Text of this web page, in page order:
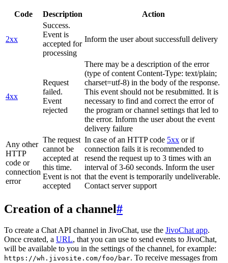
Code Description Action
2xx
Success.
Event is
accepted for
processing
Inform the user about successfull delivery
4xx
Request
failed.
Event
rejected
There may be a description of the error
(type of content Content-Type: text/plain;
charset=utf-8) in the body of the response.
This event should not be resubmitted. It is
necessary to find and correct the error of
the program or channel settings that led to
the error. Inform the user about the event
delivery failure
Any other
HTTP
code or
connection
error
The request
cannot be
accepted at
this time.
Event is not
accepted
In case of an HTTP code 5xx or if
connection fails it is recommended to
resend the request up to 3 times with an
interval of 3-60 seconds. Inform the user
that the event is temporarily undeliverable.
Contact server support
Creation of a channel#
To create a Chat API channel in JivoChat, use the JivoChat app.
Once created, a URL, that you can use to send events to JivoChat,
will be available to you in the settings of the channel, for example:
https://wh.jivosite.com/foo/bar. To receive messages from